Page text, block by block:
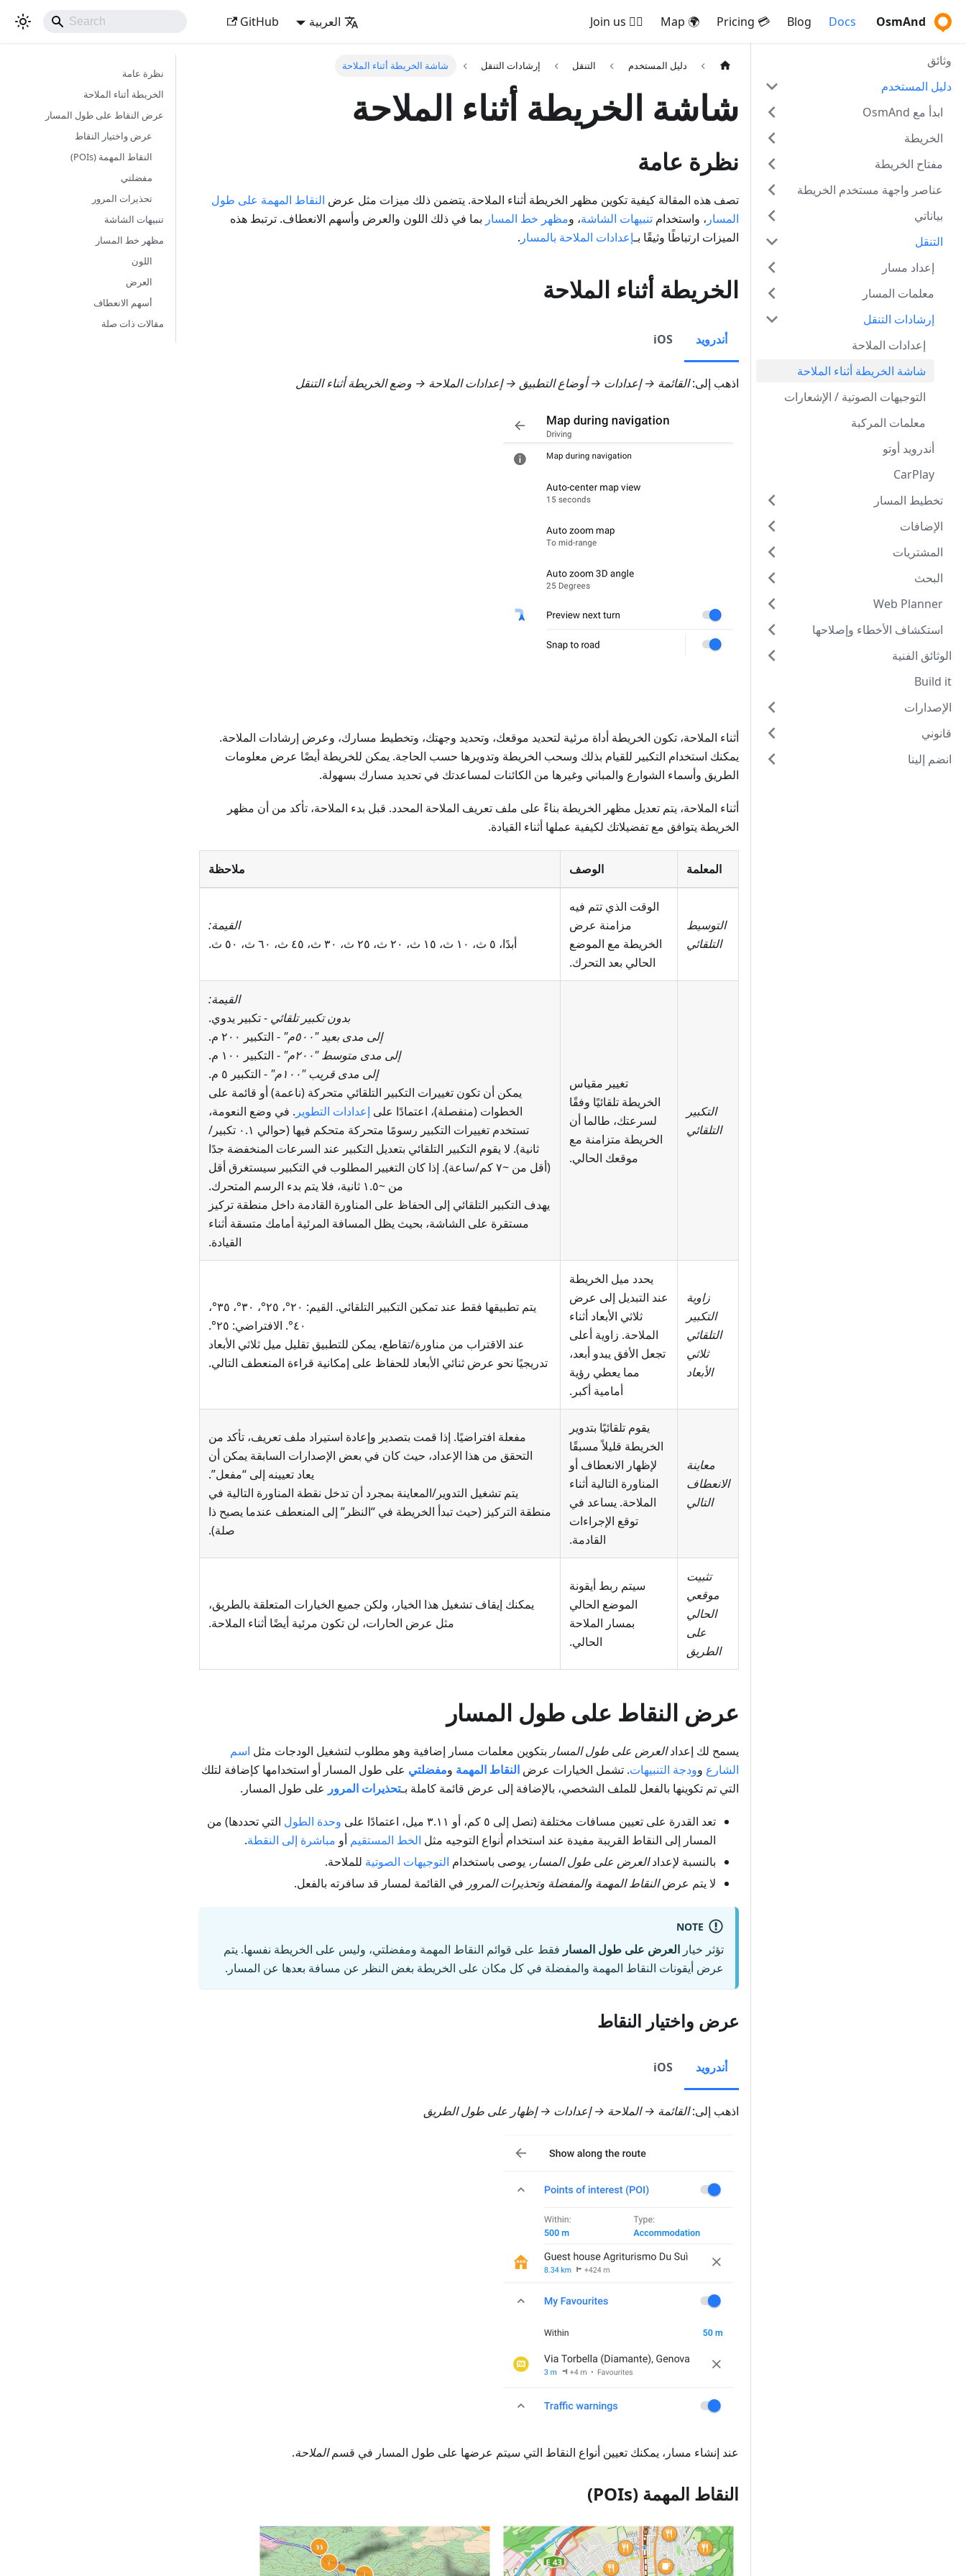
OsmAnd
Docs
Blog
💳 Pricing
🌍 Map
🚵‍♂️ Join us العربية GitHub
وثائق
دليل المستخدم
ابدأ مع OsmAnd
الخريطة
مفتاح الخريطة
عناصر واجهة مستخدم الخريطة
بياناتي
التنقل
إعداد مسار
معلمات المسار
إرشادات التنقل
إعدادات الملاحة
شاشة الخريطة أثناء الملاحة
التوجيهات الصوتية / الإشعارات
معلمات المركبة
أندرويد أوتو
CarPlay
تخطيط المسار
الإضافات
المشتريات
البحث
Web Planner
استكشاف الأخطاء وإصلاحها
الوثائق الفنية
Build it
الإصدارات
قانوني
انضم إلينا
دليل المستخدم التنقل إرشادات التنقل شاشة الخريطة أثناء الملاحة
شاشة الخريطة أثناء الملاحة
نظرة عامة
تصف هذه المقالة كيفية تكوين مظهر الخريطة أثناء الملاحة. يتضمن ذلك ميزات مثل عرض النقاط المهمة على طول
المسار ، واستخدام تنبيهات الشاشة، ومظهر خط المسار بما في ذلك اللون والعرض وأسهم الانعطاف. ترتبط هذه
الميزات ارتباطًا وثيقًا بـإعدادات الملاحة بالمسار .
الخريطة أثناء الملاحة
أندرويد iOS
اذهب إلى:القائمة → إعدادات → أوضاع التطبيق → إعدادات الملاحة → وضع الخريطة أثناء التنقل
أثناء الملاحة، تكون الخريطة أداة مرئية لتحديد موقعك، وتحديد وجهتك، وتخطيط مسارك، وعرض إرشادات الملاحة.
يمكنك استخدام التكبير للقيام بذلك وسحب الخريطة وتدويرها حسب الحاجة. يمكن للخريطة أيضًا عرض معلومات
الطريق وأسماء الشوارع والمباني وغيرها من الكائنات لمساعدتك في تحديد مسارك بسهولة.
أثناء الملاحة، يتم تعديل مظهر الخريطة بناءً على ملف تعريف الملاحة المحدد. قبل بدء الملاحة، تأكد من أن مظهر
الخريطة يتوافق مع تفضيلاتك لكيفية عملها أثناء القيادة.
المعلمة الوصف ملاحظة
التوسيط
التلقائي
الوقت الذي تتم فيه
مزامنة عرض
الخريطة مع الموضع
الحالي بعد التحرك.
القيمة:
أبدًا، ٥ ث، ١٠ ث، ١٥ ث، ٢٠ ث، ٢٥ ث، ٣٠ ث، ٤٥ ث، ٦٠ ث، ٥٠ ث.
التكبير
التلقائي
تغيير مقياس
الخريطة تلقائيًا وفقًا
لسرعتك، طالما أن
الخريطة متزامنة مع
موقعك الحالي.
القيمة:
بدون تكبير تلقائي - تكبير يدوي.
إلى مدى بعيد "٥٠٠م"
- التكبير ٢٠٠ م.
إلى مدى متوسط "٢٠٠م"
- التكبير ١٠٠ م.
إلى مدى قريب "١٠٠م"
- التكبير ٥ م.
يمكن أن تكون تغييرات التكبير التلقائي متحركة (ناعمة) أو قائمة على
الخطوات (منفصلة)، اعتمادًا على إعدادات التطوير . في وضع النعومة،
تستخدم تغييرات التكبير رسومًا متحركة متحكم فيها (حوالي ٠.١ تكبير/
ثانية). لا يقوم التكبير التلقائي بتعديل التكبير عند السرعات المنخفضة جدًا
(أقل من ~٧ كم/ساعة). إذا كان التغيير المطلوب في التكبير سيستغرق أقل
من ~١.٥ ثانية، فلا يتم بدء الرسم المتحرك.
يهدف التكبير التلقائي إلى الحفاظ على المناورة القادمة داخل منطقة تركيز
مستقرة على الشاشة، بحيث يظل المسافة المرئية أمامك متسقة أثناء
القيادة.
زاوية
التكبير
التلقائي
ثلاثي
الأبعاد
يحدد ميل الخريطة
عند التبديل إلى عرض
ثلاثي الأبعاد أثناء
الملاحة. زاوية أعلى
تجعل الأفق يبدو أبعد،
مما يعطي رؤية
أمامية أكبر.
يتم تطبيقها فقط عند تمكين التكبير التلقائي. القيم: ٢٠°، ٢٥°، ٣٠°، ٣٥°،
٤٠°. الافتراضي: ٢٥°.
عند الاقتراب من مناورة/تقاطع، يمكن للتطبيق تقليل ميل ثلاثي الأبعاد
تدريجيًا نحو عرض ثنائي الأبعاد للحفاظ على إمكانية قراءة المنعطف التالي.
معاينة
الانعطاف
التالي
يقوم تلقائيًا بتدوير
الخريطة قليلاً مسبقًا
لإظهار الانعطاف أو
المناورة التالية أثناء
الملاحة. يساعد في
توقع الإجراءات
القادمة.
مفعلة افتراضيًا. إذا قمت بتصدير وإعادة استيراد ملف تعريف، تأكد من
التحقق من هذا الإعداد، حيث كان في بعض الإصدارات السابقة يمكن أن
يعاد تعيينه إلى “مفعل”.
يتم تشغيل التدوير/المعاينة بمجرد أن تدخل نقطة المناورة التالية في
منطقة التركيز (حيث تبدأ الخريطة في “النظر” إلى المنعطف عندما يصبح ذا
صلة).
تثبيت
موقعي
الحالي
على
الطريق
سيتم ربط أيقونة
الموضع الحالي
بمسار الملاحة
الحالي.
يمكنك إيقاف تشغيل هذا الخيار، ولكن جميع الخيارات المتعلقة بالطريق،
مثل عرض الحارات، لن تكون مرئية أيضًا أثناء الملاحة.
عرض النقاط على طول المسار
يسمح لك إعدادالعرض على طول المسار بتكوين معلمات مسار إضافية وهو مطلوب لتشغيل الودجات مثل اسم
الشارع وودجة التنبيهات. تشمل الخيارات عرض النقاط المهمة ومفضلتي على طول المسار أو استخدامها كإضافة لتلك
التي تم تكوينها بالفعل للملف الشخصي، بالإضافة إلى عرض قائمة كاملة بـتحذيرات المرور على طول المسار.
تعد القدرة على تعيين مسافات مختلفة (تصل إلى ٥ كم، أو ٣.١١ ميل، اعتمادًا على وحدة الطول التي تحددها) من
المسار إلى النقاط القريبة مفيدة عند استخدام أنواع التوجيه مثل الخط المستقيم أو مباشرة إلى النقطة.
بالنسبة لإعدادالعرض على طول المسار ، يوصى باستخدام التوجيهات الصوتية للملاحة.
لا يتم عرضالنقاط المهمة والمفضلة وتحذيرات المرور في القائمة لمسار قد سافرته بالفعل.
NOTE
تؤثر خيار العرض على طول المسار فقط على قوائم النقاط المهمة ومفضلتي، وليس على الخريطة نفسها. يتم
عرض أيقونات النقاط المهمة والمفضلة في كل مكان على الخريطة بغض النظر عن مسافة بعدها عن المسار.
عرض واختيار النقاط
أندرويد iOS
اذهب إلى:القائمة → الملاحة → إعدادات → إظهار على طول الطريق
عند إنشاء مسار، يمكنك تعيين أنواع النقاط التي سيتم عرضها على طول المسار في قسمالملاحة.
النقاط المهمة (POIs)
نظرة عامة
الخريطة أثناء الملاحة
عرض النقاط على طول المسار
عرض واختيار النقاط
النقاط المهمة (POIs)
مفضلتي
تحذيرات المرور
تنبيهات الشاشة
مظهر خط المسار
اللون
العرض
أسهم الانعطاف
مقالات ذات صلة